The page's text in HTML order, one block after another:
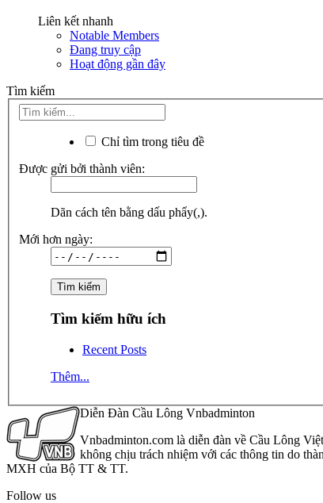
Liên kết nhanh
Notable Members
Đang truy cập
Hoạt động gần đây
Tìm kiếm
Chỉ tìm trong tiêu đề
Được gửi bởi thành viên:
Dãn cách tên bằng dấu phẩy(,).
Mới hơn ngày:
Tìm kiếm hữu ích
Recent Posts
Thêm...
Diễn Đàn Cầu Lông Vnbadminton
Vnbadminton.com là diễn đàn về Cầu Lông
không chịu trách nhiệm với các thông tin do
MXH của Bộ TT & TT.
Follow us